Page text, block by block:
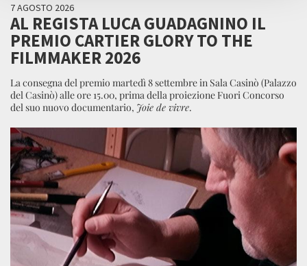
7 AGOSTO 2026
AL REGISTA LUCA GUADAGNINO IL
PREMIO CARTIER GLORY TO THE
FILMMAKER 2026
La consegna del premio martedì 8 settembre in Sala Casinò (Palazzo
del Casinò) alle ore 15.00, prima della proiezione Fuori Concorso
del suo nuovo documentario, Joie de vivre.